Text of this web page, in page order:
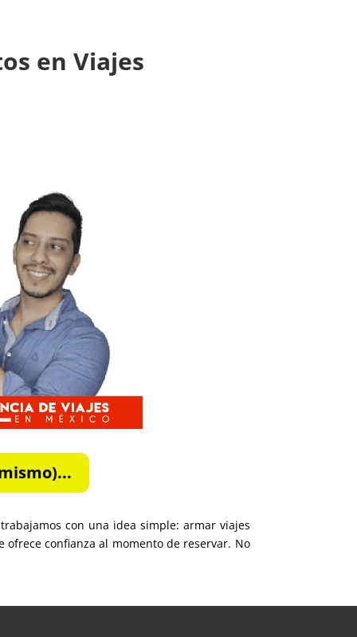
en Viajes
con una idea simple: armar viajes
ofrece confianza al momento de reservar. No